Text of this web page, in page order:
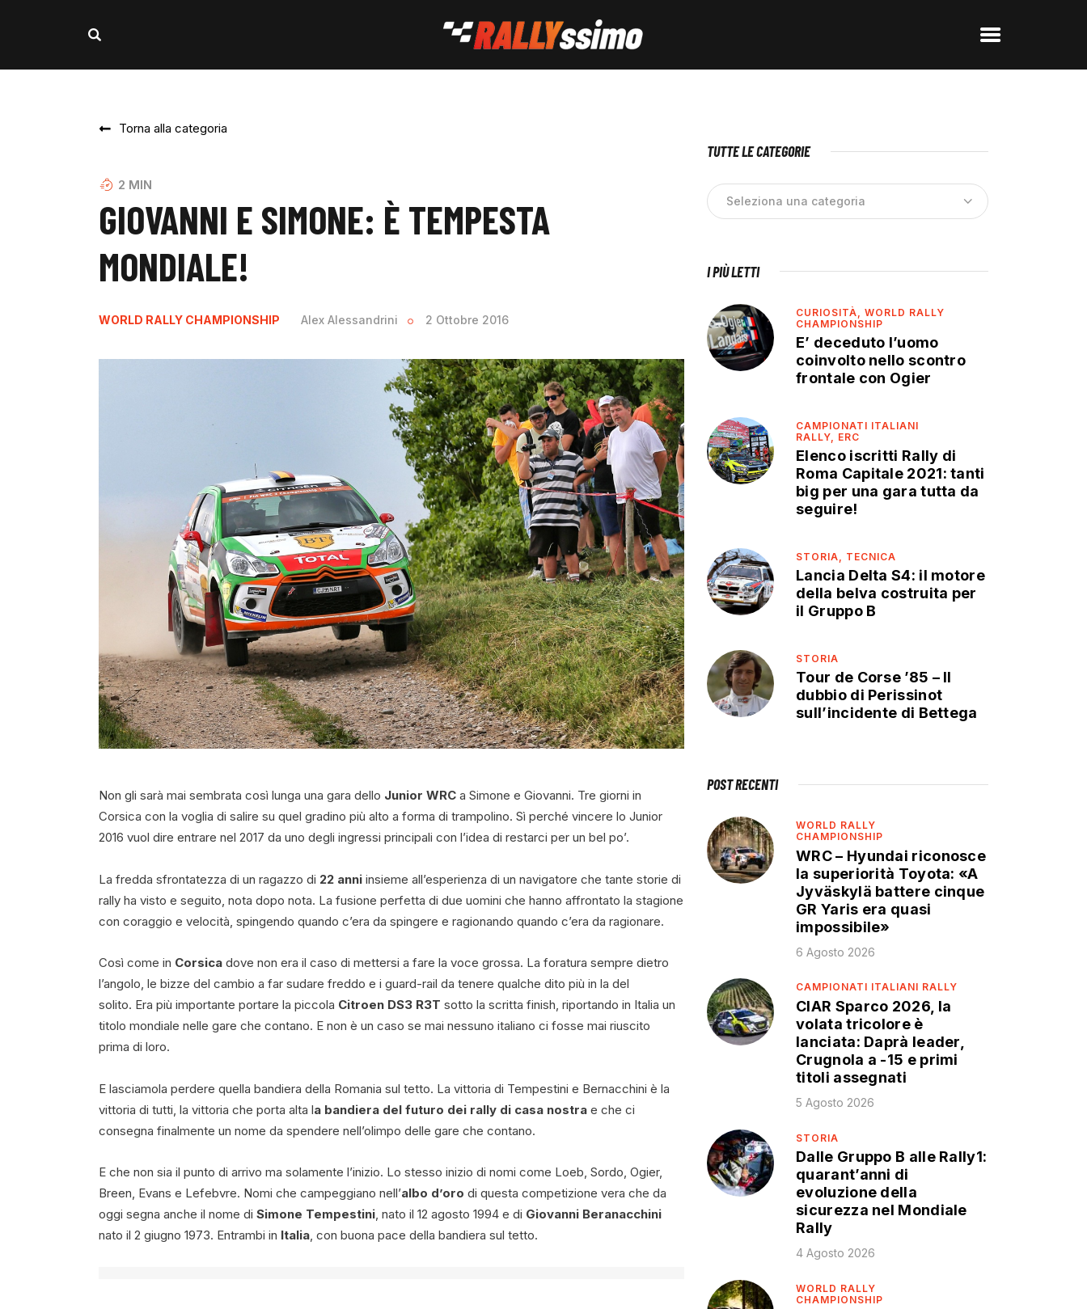
Torna alla categoria
2 MIN
GIOVANNI E SIMONE: È TEMPESTA
MONDIALE!
WORLD RALLY CHAMPIONSHIP Alex Alessandrini 2 Ottobre 2016
Non gli sarà mai sembrata così lunga una gara dello Junior WRC a Simone e Giovanni. Tre giorni in
Corsica con la voglia di salire su quel gradino più alto a forma di trampolino. Sì perché vincere lo Junior
2016 vuol dire entrare nel 2017 da uno degli ingressi principali con l’idea di restarci per un bel po’.
La fredda sfrontatezza di un ragazzo di 22 anni insieme all’esperienza di un navigatore che tante storie di
rally ha visto e seguito, nota dopo nota. La fusione perfetta di due uomini che hanno affrontato la stagione
con coraggio e velocità, spingendo quando c’era da spingere e ragionando quando c’era da ragionare.
Così come in Corsica dove non era il caso di mettersi a fare la voce grossa. La foratura sempre dietro
l’angolo, le bizze del cambio a far sudare freddo e i guard-rail da tenere qualche dito più in la del
solito. Era più importante portare la piccola Citroen DS3 R3T sotto la scritta finish, riportando in Italia un
titolo mondiale nelle gare che contano. E non è un caso se mai nessuno italiano ci fosse mai riuscito
prima di loro.
E lasciamola perdere quella bandiera della Romania sul tetto. La vittoria di Tempestini e Bernacchini è la
vittoria di tutti, la vittoria che porta alta la bandiera del futuro dei rally di casa nostra e che ci
consegna finalmente un nome da spendere nell’olimpo delle gare che contano.
E che non sia il punto di arrivo ma solamente l’inizio. Lo stesso inizio di nomi come Loeb, Sordo, Ogier,
Breen, Evans e Lefebvre. Nomi che campeggiano nell’albo d’oro di questa competizione vera che da
oggi segna anche il nome di Simone Tempestini, nato il 12 agosto 1994 e di Giovanni Beranacchini
nato il 2 giugno 1973. Entrambi in Italia, con buona pace della bandiera sul tetto.
TUTTE LE CATEGORIE
I PIÙ LETTI
CURIOSITÀ,WORLD RALLY
CHAMPIONSHIP
E’ deceduto l’uomo
coinvolto nello scontro
frontale con Ogier
CAMPIONATI ITALIANI
RALLY, ERC
Elenco iscritti Rally di
Roma Capitale 2021: tanti
big per una gara tutta da
seguire!
STORIA, TECNICA
Lancia Delta S4: il motore
della belva costruita per
il Gruppo B
STORIA
Tour de Corse ’85 – Il
dubbio di Perissinot
sull’incidente di Bettega
POST RECENTI
WORLD RALLY
CHAMPIONSHIP
WRC – Hyundai riconosce
la superiorità Toyota: «A
Jyväskylä battere cinque
GR Yaris era quasi
impossibile»
6 Agosto 2026
CAMPIONATI ITALIANI RALLY
CIAR Sparco 2026, la
volata tricolore è
lanciata: Daprà leader,
Crugnola a -15 e primi
titoli assegnati
5 Agosto 2026
STORIA
Dalle Gruppo B alle Rally1:
quarant’anni di
evoluzione della
sicurezza nel Mondiale
Rally
4 Agosto 2026
WORLD RALLY
CHAMPIONSHIP